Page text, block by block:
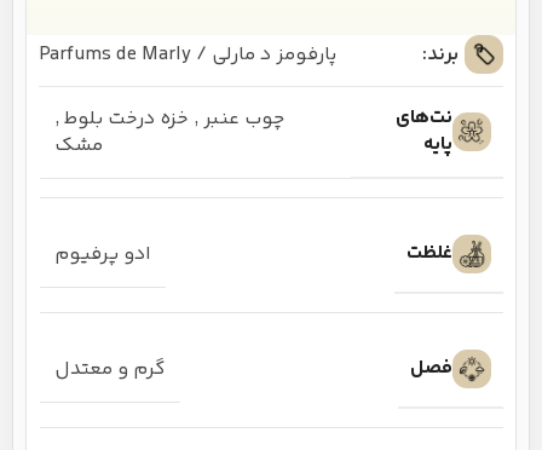
برند: پارفومز د مارلی / Parfums de Marly
نت‌های
پایه
چوب عنبر , خزه درخت بلوط ,
مشک
غلظت ادو پرفیوم
فصل گرم و معتدل